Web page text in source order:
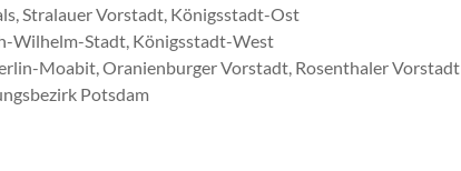
Stralauer Vorstadt, Königsstadt-Ost
Wilhelm-Stadt, Königsstadt-West
Moabit, Oranienburger Vorstadt, Rosenthaler Vorstadt
Potsdam